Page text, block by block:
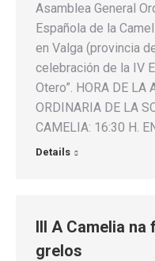
Asamblea General
Española de la
en Valga (provincia
celebración de la IV
Otero”. HORA DE LA
ORDINARIA DE LA
CAMELIA: 16:30 H.
Details
III A Camelia
grelos